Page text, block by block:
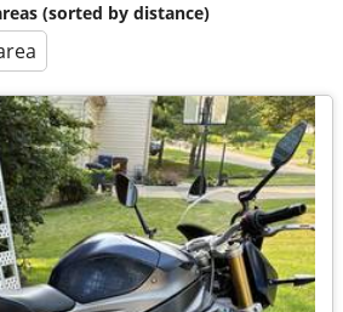
(sorted by distance)